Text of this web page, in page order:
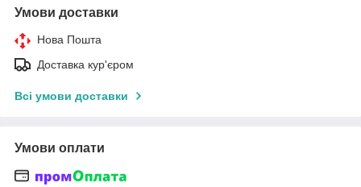
Умови доставки
Нова Пошта
Доставка кур'єром
Всі умови доставки
Умови оплати